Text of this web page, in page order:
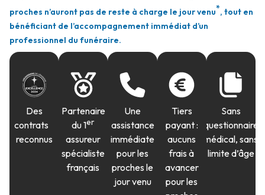
proches n’auront pas de reste à charge le jour venu*, tout en
bénéficiant de l’accompagnement immédiat d’un
professionnel du funéraire.
Des
contrats
reconnus
Partenaire
du 1er
assureur
spécialiste
français
Une
assistance
immédiate
pour les
proches le
jour venu
Tiers
payant :
aucuns
frais à
avancer
pour les
Sans
questionnaire
médical, sans
limite d’âge